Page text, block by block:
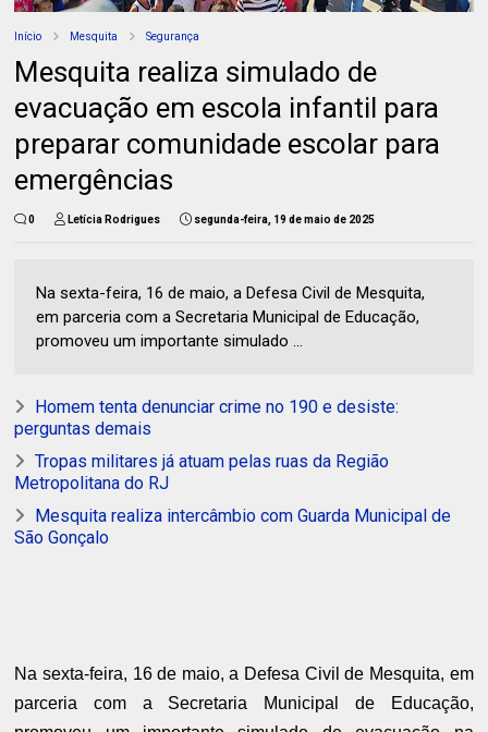
Início Mesquita Segurança
Mesquita realiza simulado de
evacuação em escola infantil para
preparar comunidade escolar para
emergências
0 Letícia Rodrigues segunda-feira, 19 de maio de 2025
Na sexta-feira, 16 de maio, a Defesa Civil de Mesquita,
em parceria com a Secretaria Municipal de Educação,
promoveu um importante simulado ...
Homem tenta denunciar crime no 190 e desiste:
perguntas demais
Tropas militares já atuam pelas ruas da Região
Metropolitana do RJ
Mesquita realiza intercâmbio com Guarda Municipal de
São Gonçalo
Na sexta-feira, 16 de maio, a Defesa Civil de Mesquita, em
parceria com a Secretaria Municipal de Educação,